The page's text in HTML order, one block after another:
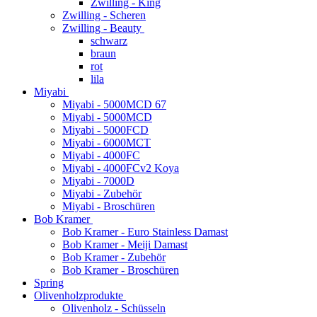
Zwilling - King
Zwilling - Scheren
Zwilling - Beauty
schwarz
braun
rot
lila
Miyabi
Miyabi - 5000MCD 67
Miyabi - 5000MCD
Miyabi - 5000FCD
Miyabi - 6000MCT
Miyabi - 4000FC
Miyabi - 4000FCv2 Koya
Miyabi - 7000D
Miyabi - Zubehör
Miyabi - Broschüren
Bob Kramer
Bob Kramer - Euro Stainless Damast
Bob Kramer - Meiji Damast
Bob Kramer - Zubehör
Bob Kramer - Broschüren
Spring
Olivenholzprodukte
Olivenholz - Schüsseln